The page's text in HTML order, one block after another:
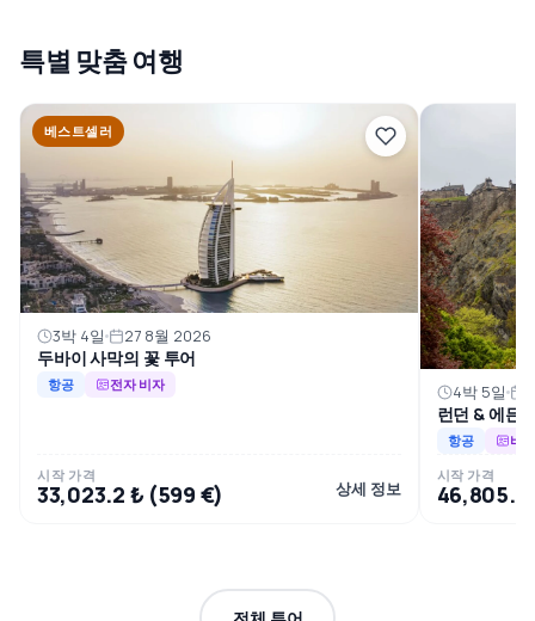
특별 맞춤 여행
베스트셀러
3박 4일 27 8월 2026
두바이 사막의 꽃 투어
항공 전자 비자
시작 가격
33,023.2 ₺ (599 €) 상세 정보
4박 5일
런던 & 에든
항공 비
시작 가격
46,805.9